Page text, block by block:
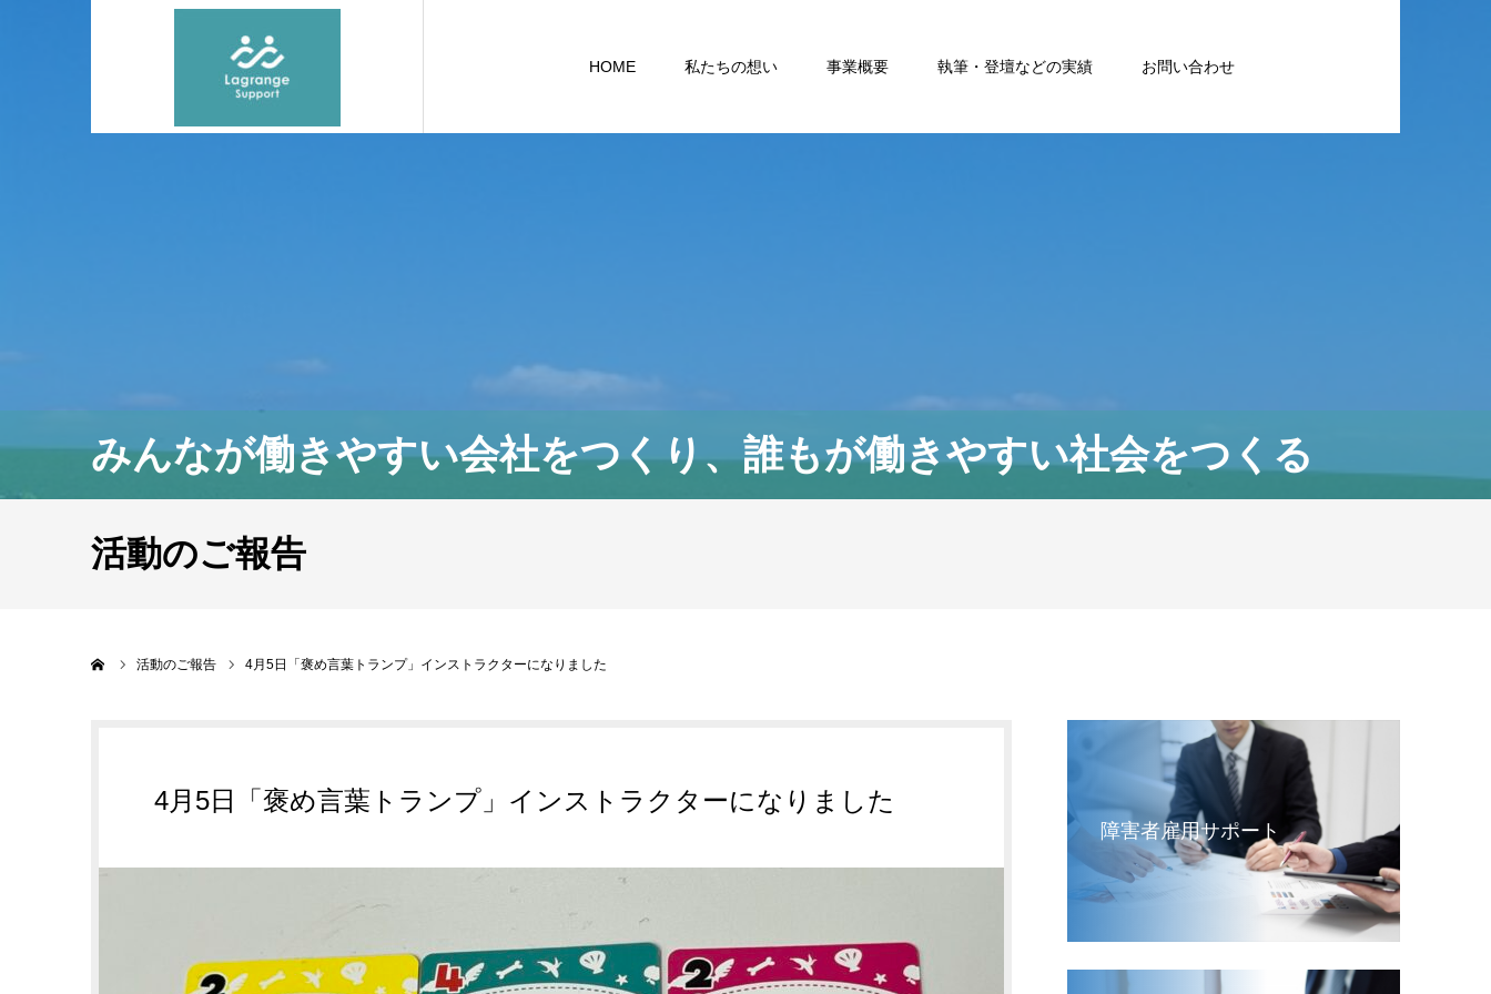
HOME 私たちの想い 事業概要 執筆・登壇などの実績 お問い合わせ
みんなが働きやすい会社をつくり、誰もが働きやすい社会をつくる
活動のご報告
活動のご報告 4月5日「褒め言葉トランプ」インストラクターになりました
4月5日「褒め言葉トランプ」インストラクターになりました
障害者雇用サポート